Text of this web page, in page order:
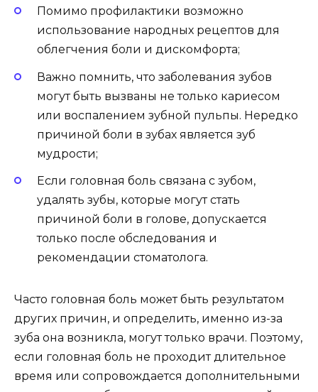
Помимо профилактики возможно
использование народных рецептов для
облегчения боли и дискомфорта;
Важно помнить, что заболевания зубов
могут быть вызваны не только кариесом
или воспалением зубной пульпы. Нередко
причиной боли в зубах является зуб
мудрости;
Если головная боль связана с зубом,
удалять зубы, которые могут стать
причиной боли в голове, допускается
только после обследования и
рекомендации стоматолога.
Часто головная боль может быть результатом
других причин, и определить, именно из-за
зуба она возникла, могут только врачи. Поэтому,
если головная боль не проходит длительное
время или сопровождается дополнительными